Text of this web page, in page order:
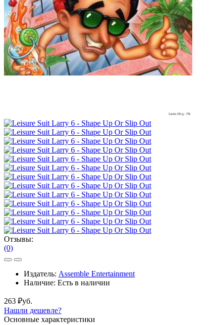
Отзывы:
(0)
Издатель: Assemble Entertainment
Наличие: Есть в наличии
263 ₽уб.
Нашли дешевле?
Основные характеристики